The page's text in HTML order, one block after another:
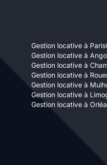
Local à vélo
Disponible à partir du
Gestion locative à Paris
Gestion locative à
Gestion locative à
Gestion locative à
Gestion locative à
Gestion locative à
Gestion locative à